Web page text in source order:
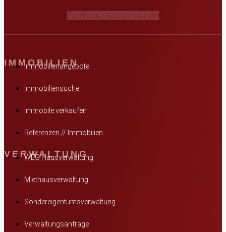
Facebook Envelope Youtube
IMMOBILIEN
Immobilienangebote
Immobiliensuche
Immobile verkaufen
Referenzen // Immobilien
VERWALTUNG
WEG Hausverwaltung
Miethausverwaltung
Sondereigentumsverwaltung
Verwaltungsanfrage